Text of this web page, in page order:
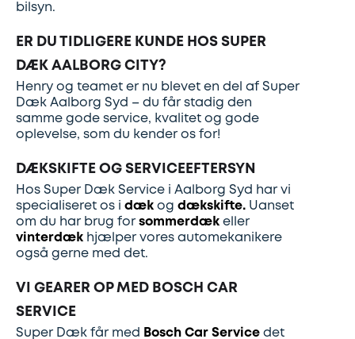
bilsyn.
ER DU TIDLIGERE KUNDE HOS SUPER
DÆK AALBORG CITY?
Henry og teamet er nu blevet en del af Super
Dæk Aalborg Syd – du får stadig den
samme gode service, kvalitet og gode
oplevelse, som du kender os for!
DÆKSKIFTE OG SERVICEEFTERSYN
Hos Super Dæk Service i Aalborg Syd har vi
specialiseret os i dæk og dækskifte. Uanset
om du har brug for sommerdæk eller
vinterdæk hjælper vores automekanikere
også gerne med det.
VI GEARER OP MED BOSCH CAR
SERVICE
Super Dæk får med Bosch Car Service det